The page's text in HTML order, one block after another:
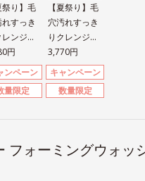
祭り】毛
れすっき
レンジン
顔セッ
円
ンペーン
量限定
【夏祭り】毛
穴汚れすっき
りクレンジン
グ＆洗顔セッ
ト
3,770円
キャンペーン
数量限定
フォーミングウォッ